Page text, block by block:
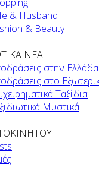
& Husband
& Beauty
ΝΕΑ
στην Ελλάδα
στο
Ταξίδια
Μυστικά